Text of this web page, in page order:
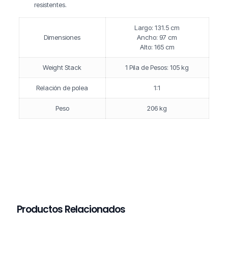
resistentes.
Dimensiones
Largo: 131.5 cm
Ancho: 97 cm
Alto: 165 cm
Weight Stack 1 Pila de Pesos: 105 kg
Relación de polea 1:1
Peso 206 kg
Productos Relacionados